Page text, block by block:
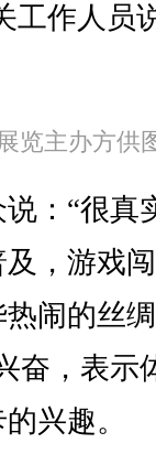
工作人员
览主办方供
：“很真
，游戏
闹的丝
奋，表示
兴趣。